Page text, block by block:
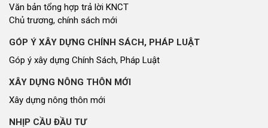
Văn bản tổng hợp trả lời KNCT
Chủ trương, chính sách mới
GÓP Ý XÂY DỰNG CHÍNH SÁCH, PHÁP LUẬT
Góp ý xây dựng Chính Sách, Pháp Luật
XÂY DỰNG NÔNG THÔN MỚI
Xây dựng nông thôn mới
NHỊP CẦU ĐẦU TƯ